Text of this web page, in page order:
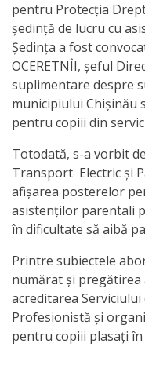
Orarul
audienței
instituției
Planuri
de
activitate
Proiecte
Rapoarte
pentru Protecția
ședință de lucru cu
Ședința a fost
OCERETNÎI, șeful
suplimentare despre
municipiului Chișinău
pentru copiii din
Totodată, s-a vorbit
Transport Electric și
afișarea posterelor
asistenților parentali
în dificultate să aibă
Printre subiectele
numărat și
acreditarea
Profesionistă și
pentru copiii plasați în